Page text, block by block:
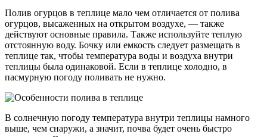
Полив огурцов в теплице мало чем отличается от полива
огурцов, высаженных на открытом воздухе, — также
действуют основные правила. Также используйте теплую
отстоянную воду. Бочку или емкость следует размещать в
теплице так, чтобы температура воды и воздуха внутри
теплицы была одинаковой. Если в теплице холодно, в
пасмурную погоду поливать не нужно.
В солнечную погоду температура внутри теплицы намного
выше, чем снаружи, а значит, почва будет очень быстро